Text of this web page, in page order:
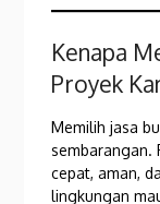
Kenapa
Proyek
Memilih jasa
sembarangan.
cepat, aman,
lingkungan